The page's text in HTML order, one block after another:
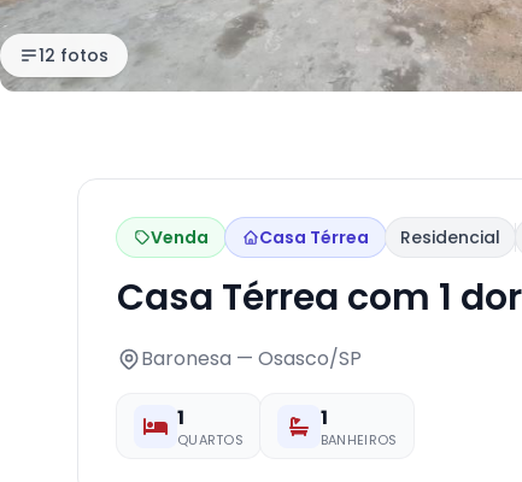
12 fotos
Venda Casa Térrea Residencial
Casa Térrea com 1
Baronesa — Osasco/SP
1
QUARTOS
1
BANHEIROS